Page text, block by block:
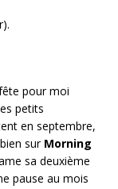
pour moi
petits
en septembre,
sur Morning
sa deuxième
pause au mois